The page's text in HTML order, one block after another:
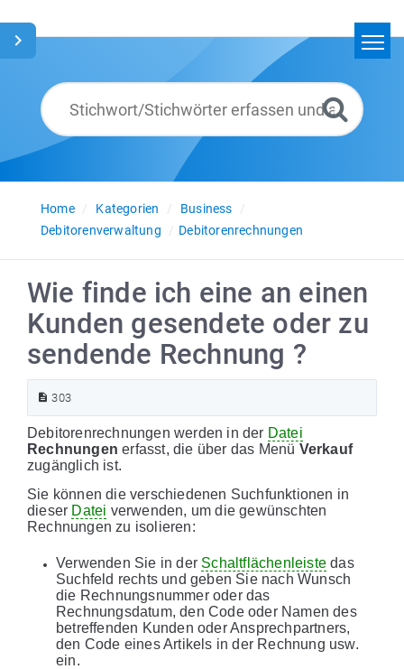
Glossar
Deutsch
Home
Kategorien
Business
Debitorenverwaltung
Debitorenrechnungen
Wie finde ich eine an einen
Kunden gesendete oder zu
sendende Rechnung ?
303
Debitorenrechnungen werden in der Datei
Rechnungen erfasst, die über das Menü Verkauf
zugänglich ist.
Sie können die verschiedenen Suchfunktionen in
dieser Datei verwenden, um die gewünschten
Rechnungen zu isolieren:
Verwenden Sie in der Schaltflächenleiste das
Suchfeld rechts und geben Sie nach Wunsch
die Rechnungsnummer oder das
Rechnungsdatum, den Code oder Namen des
betreffenden Kunden oder Ansprechpartners,
den Code eines Artikels in der Rechnung usw.
ein.